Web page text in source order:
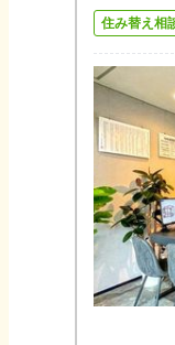
住み替え相